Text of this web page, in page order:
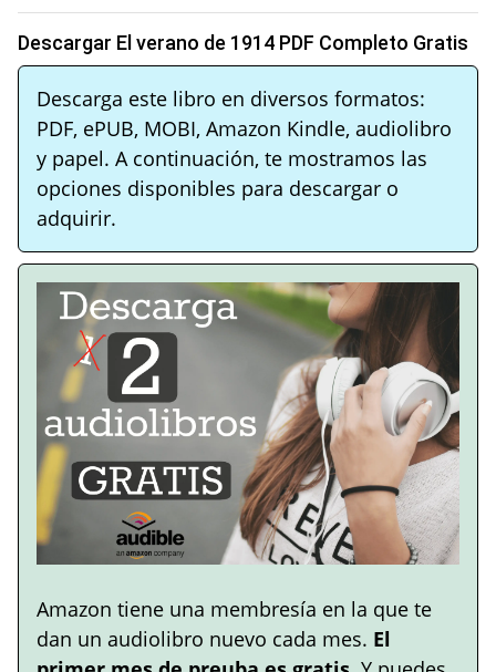
Descargar El verano de 1914 PDF Completo Gratis
Descarga este libro en diversos formatos:
PDF, ePUB, MOBI, Amazon Kindle, audiolibro
y papel. A continuación, te mostramos las
opciones disponibles para descargar o
adquirir.
Amazon tiene una membresía en la que te
dan un audiolibro nuevo cada mes. El